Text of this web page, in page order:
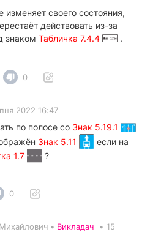
изменяет своего состояния,
действовать из-за
знаком Табличка 7.4.4 .
0
2022 16:47
по полосе со Знак 5.19.1
Знак 5.11
если на
1.7 ?
0
• Викладач • 15